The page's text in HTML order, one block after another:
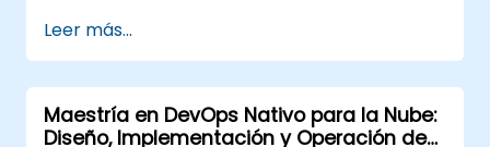
aplicación: construcción, despliegue y
ejecución.
Leer más...
Maestría en DevOps Nativo para la Nube:
Diseño, Implementación y Operación de